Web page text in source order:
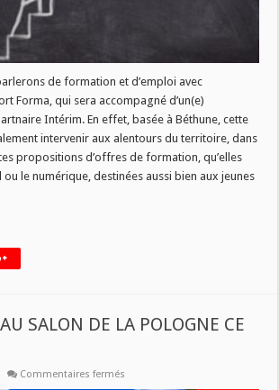
de formation et d’emploi avec
Forma, qui sera accompagné d’un(e)
Intérim. En effet, basée à Béthune, cette
intervenir aux alentours du territoire, dans
propositions d’offres de formation, qu’elles
le numérique, destinées aussi bien aux jeunes
SALON DE LA POLOGNE CE
Commentaires fermés